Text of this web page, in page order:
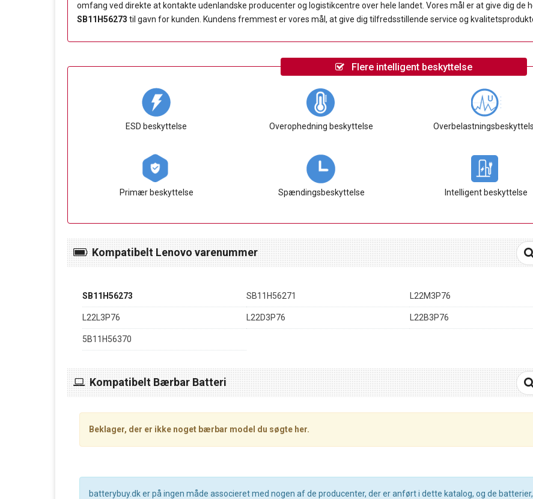
omfang ved direkte at kontakte udenlandske producenter og logistikcentre over hele landet. Vores mål er at give dig de
SB11H56273 til gavn for kunden. Kundens fremmest er vores mål, at give dig tilfredsstillende service og
Flere intelligent beskyttelse
ESD beskyttelse Overophedning beskyttelse
Primær beskyttelse Spændingsbeskyttelse Intelligent beskyttelse
Kompatibelt Lenovo varenummer
SB11H56273 SB11H56271 L22M3P76
L22L3P76 L22D3P76 L22B3P76
5B11H56370
Kompatibelt Bærbar Batteri
Beklager, der er ikke noget bærbar model du søgte her.
batterybuy.dk er på ingen måde associeret med nogen af de producenter, der er anført i dette katalog, og de